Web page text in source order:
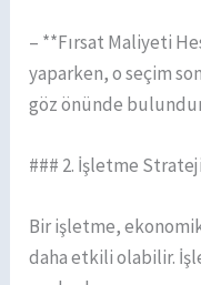
– **Fırsat Maliyeti
yaparken, o seçim
göz önünde
### 2. İşletme
Bir işletme,
daha etkili olabilir.